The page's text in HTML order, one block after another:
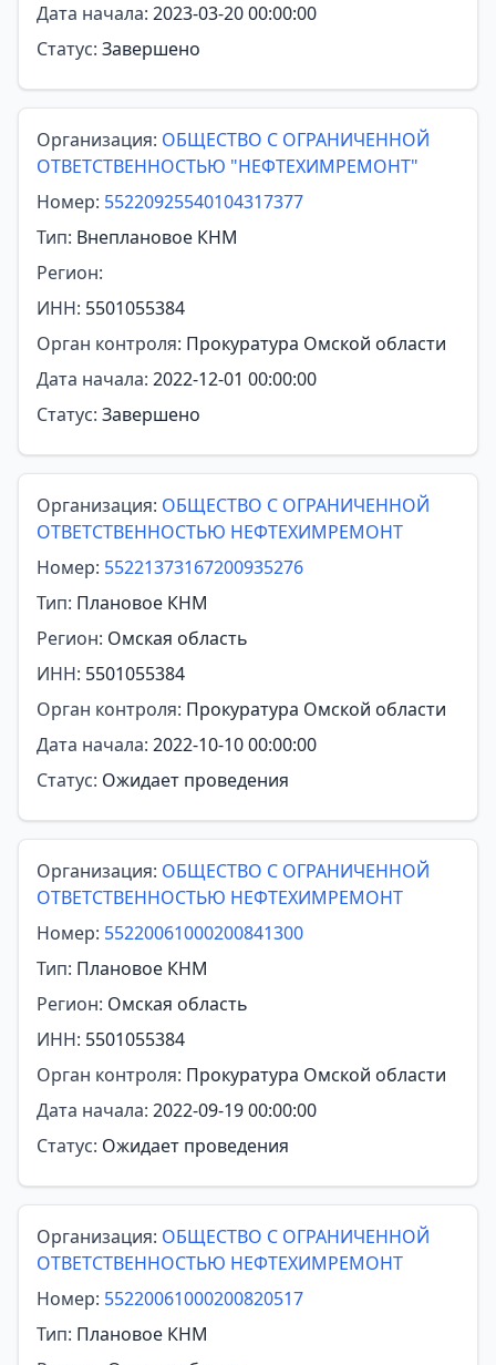
Дата начала: 2023-03-20 00:00:00
Статус: Завершено
Организация: ОБЩЕСТВО С ОГРАНИЧЕННОЙ
ОТВЕТСТВЕННОСТЬЮ "НЕФТЕХИМРЕМОНТ"
Номер: 55220925540104317377
Тип: Внеплановое КНМ
Регион:
ИНН: 5501055384
Орган контроля: Прокуратура Омской области
Дата начала: 2022-12-01 00:00:00
Статус: Завершено
Организация: ОБЩЕСТВО С ОГРАНИЧЕННОЙ
ОТВЕТСТВЕННОСТЬЮ НЕФТЕХИМРЕМОНТ
Номер: 55221373167200935276
Тип: Плановое КНМ
Регион: Омская область
ИНН: 5501055384
Орган контроля: Прокуратура Омской области
Дата начала: 2022-10-10 00:00:00
Статус: Ожидает проведения
Организация: ОБЩЕСТВО С ОГРАНИЧЕННОЙ
ОТВЕТСТВЕННОСТЬЮ НЕФТЕХИМРЕМОНТ
Номер: 55220061000200841300
Тип: Плановое КНМ
Регион: Омская область
ИНН: 5501055384
Орган контроля: Прокуратура Омской области
Дата начала: 2022-09-19 00:00:00
Статус: Ожидает проведения
Организация: ОБЩЕСТВО С ОГРАНИЧЕННОЙ
ОТВЕТСТВЕННОСТЬЮ НЕФТЕХИМРЕМОНТ
Номер: 55220061000200820517
Тип: Плановое КНМ